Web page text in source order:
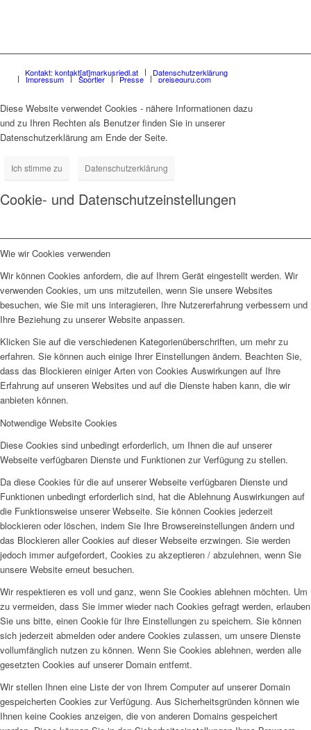
Kontakt: kontakt[at]markusriedl.at Datenschutzerklärung
Impressum Sportler Presse preiseguru.com
Diese Website verwendet Cookies - nähere Informationen dazu
und zu Ihren Rechten als Benutzer finden Sie in unserer
Datenschutzerklärung am Ende der Seite.
Ich stimme zu Datenschutzerklärung
Cookie- und Datenschutzeinstellungen
Wie wir Cookies verwenden
Wir können Cookies anfordern, die auf Ihrem Gerät eingestellt werden. Wir
verwenden Cookies, um uns mitzuteilen, wenn Sie unsere Websites
besuchen, wie Sie mit uns interagieren, Ihre Nutzererfahrung verbessern und
Ihre Beziehung zu unserer Website anpassen.
Klicken Sie auf die verschiedenen Kategorienüberschriften, um mehr zu
erfahren. Sie können auch einige Ihrer Einstellungen ändern. Beachten Sie,
dass das Blockieren einiger Arten von Cookies Auswirkungen auf Ihre
Erfahrung auf unseren Websites und auf die Dienste haben kann, die wir
anbieten können.
Notwendige Website Cookies
Diese Cookies sind unbedingt erforderlich, um Ihnen die auf unserer
Webseite verfügbaren Dienste und Funktionen zur Verfügung zu stellen.
Da diese Cookies für die auf unserer Webseite verfügbaren Dienste und
Funktionen unbedingt erforderlich sind, hat die Ablehnung Auswirkungen auf
die Funktionsweise unserer Webseite. Sie können Cookies jederzeit
blockieren oder löschen, indem Sie Ihre Browsereinstellungen ändern und
das Blockieren aller Cookies auf dieser Webseite erzwingen. Sie werden
jedoch immer aufgefordert, Cookies zu akzeptieren / abzulehnen, wenn Sie
unsere Website erneut besuchen.
Wir respektieren es voll und ganz, wenn Sie Cookies ablehnen möchten. Um
zu vermeiden, dass Sie immer wieder nach Cookies gefragt werden, erlauben
Sie uns bitte, einen Cookie für Ihre Einstellungen zu speichern. Sie können
sich jederzeit abmelden oder andere Cookies zulassen, um unsere Dienste
vollumfänglich nutzen zu können. Wenn Sie Cookies ablehnen, werden alle
gesetzten Cookies auf unserer Domain entfernt.
Wir stellen Ihnen eine Liste der von Ihrem Computer auf unserer Domain
gespeicherten Cookies zur Verfügung. Aus Sicherheitsgründen können wie
Ihnen keine Cookies anzeigen, die von anderen Domains gespeichert